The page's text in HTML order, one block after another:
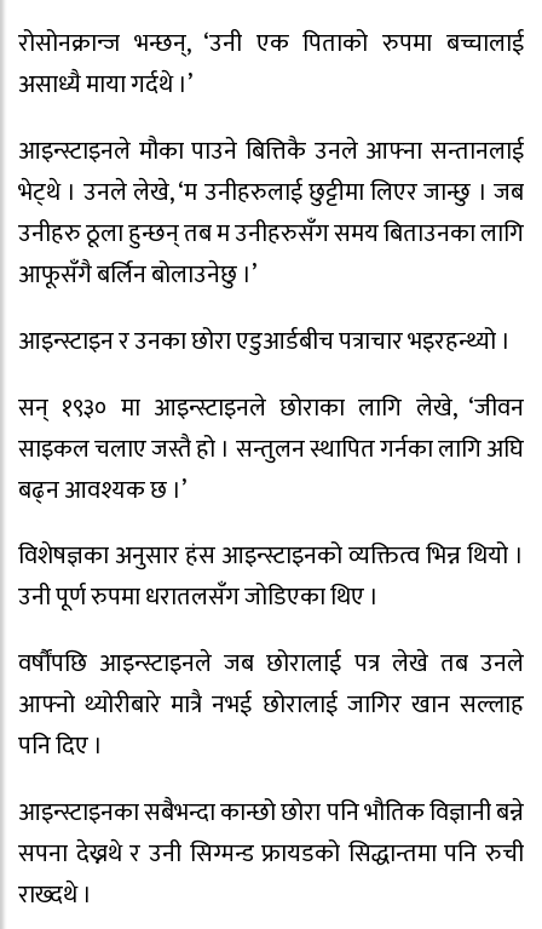
रोसोनक्रान्ज भन्छन्, ‘उनी एक पिताको रुपमा बच्चालाई
असाध्यै माया गर्दथे ।’
आइन्स्टाइनले मौका पाउने बित्तिकै उनले आफ्ना सन्तानलाई
भेट्थे । उनले लेखे, ‘म उनीहरुलाई छुट्टीमा लिएर जान्छु । जब
उनीहरु ठूला हुन्छन् तब म उनीहरुसँग समय बिताउनका लागि
आफूसँगै बर्लिन बोलाउनेछु ।’
आइन्स्टाइन र उनका छोरा एडुआर्डबीच पत्राचार भइरहन्थ्यो ।
सन् १९३० मा आइन्स्टाइनले छोराका लागि लेखे, ‘जीवन
साइकल चलाए जस्तै हो । सन्तुलन स्थापित गर्नका लागि अघि
बढ्न आवश्यक छ ।’
विशेषज्ञका अनुसार हंस आइन्स्टाइनको व्यक्तित्व भिन्न थियो ।
उनी पूर्ण रुपमा धरातलसँग जोडिएका थिए ।
वर्षौंपछि आइन्स्टाइनले जब छोरालाई पत्र लेखे तब उनले
आफ्नो थ्योरीबारे मात्रै नभई छोरालाई जागिर खान सल्लाह
पनि दिए ।
आइन्स्टाइनका सबैभन्दा कान्छो छोरा पनि भौतिक विज्ञानी बन्ने
सपना देख्नथे र उनी सिग्मन्ड फ्रायडको सिद्धान्तमा पनि रुची
राख्दथे ।